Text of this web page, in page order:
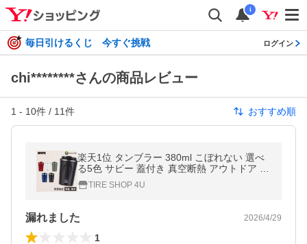
i
毎日引けるくじ 今すぐ挑戦 ログイン
chi********さんの商品レビュー
1 - 10件 / 11件 おすすめ順
楽天1位 タンブラー 380ml こぼれない 選べ
る5色 サビー 蓋付き 真空断熱 アウトドア キ
ャンプ ビール RIVAI
TIRE SHOP 4U
漏れました 2026/4/29
1